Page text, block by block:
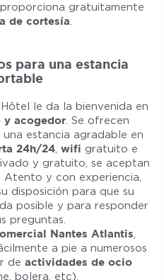
gratuitamente
de cortesía.
para una estancia
le da la bienvenida en
y acogedor. Se ofrecen
estancia agradable en
24h/24, wifi gratuito e
y gratuito, se aceptan
Atento y con experiencia,
disposición para que su
posible y para responder
preguntas.
Nantes Atlantis,
a pie a numerosos
de actividades de ocio
bolera, etc).